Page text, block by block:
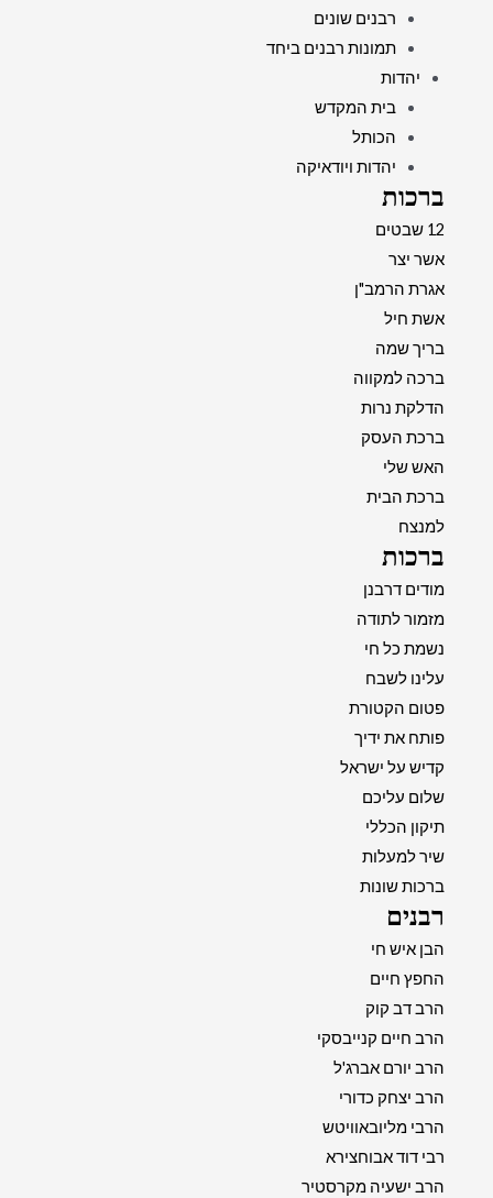
רבנים שונים
תמונות רבנים ביחד
יהדות
בית המקדש
הכותל
יהדות ויודאיקה
ברכות
12 שבטים
אשר יצר
אגרת הרמב"ן
אשת חיל
בריך שמה
ברכה למקווה
הדלקת נרות
ברכת העסק
האש שלי
ברכת הבית
למנצח
ברכות
מודים דרבנן
מזמור לתודה
נשמת כל חי
עלינו לשבח
פטום הקטורת
פותח את ידיך
קדיש על ישראל
שלום עליכם
תיקון הכללי
שיר למעלות
ברכות שונות
רבנים
הבן איש חי
החפץ חיים
הרב דב קוק
הרב חיים קנייבסקי
הרב יורם אברג'ל
הרב יצחק כדורי
הרבי מליובאוויטש
רבי דוד אבוחצירא
הרב ישעיה מקרסטיר